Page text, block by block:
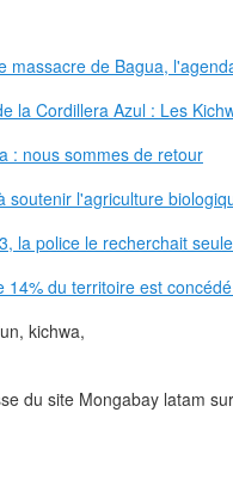
massacre de Bagua,
la Cordillera Azul : Les
: nous sommes de retour
soutenir l'agriculture
la police le recherchait
14% du territoire est
kichwa,
du site Mongabay latam